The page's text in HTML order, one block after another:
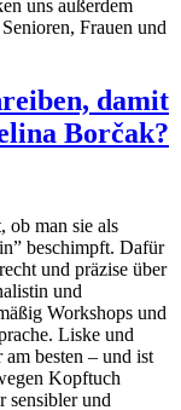
uns außerdem
Frauen und
damit
Borčak?
ob man sie als
beschimpft. Dafür
und präzise über
und
Workshops und
Liske und
besten – und ist
Kopftuch
sensibler und